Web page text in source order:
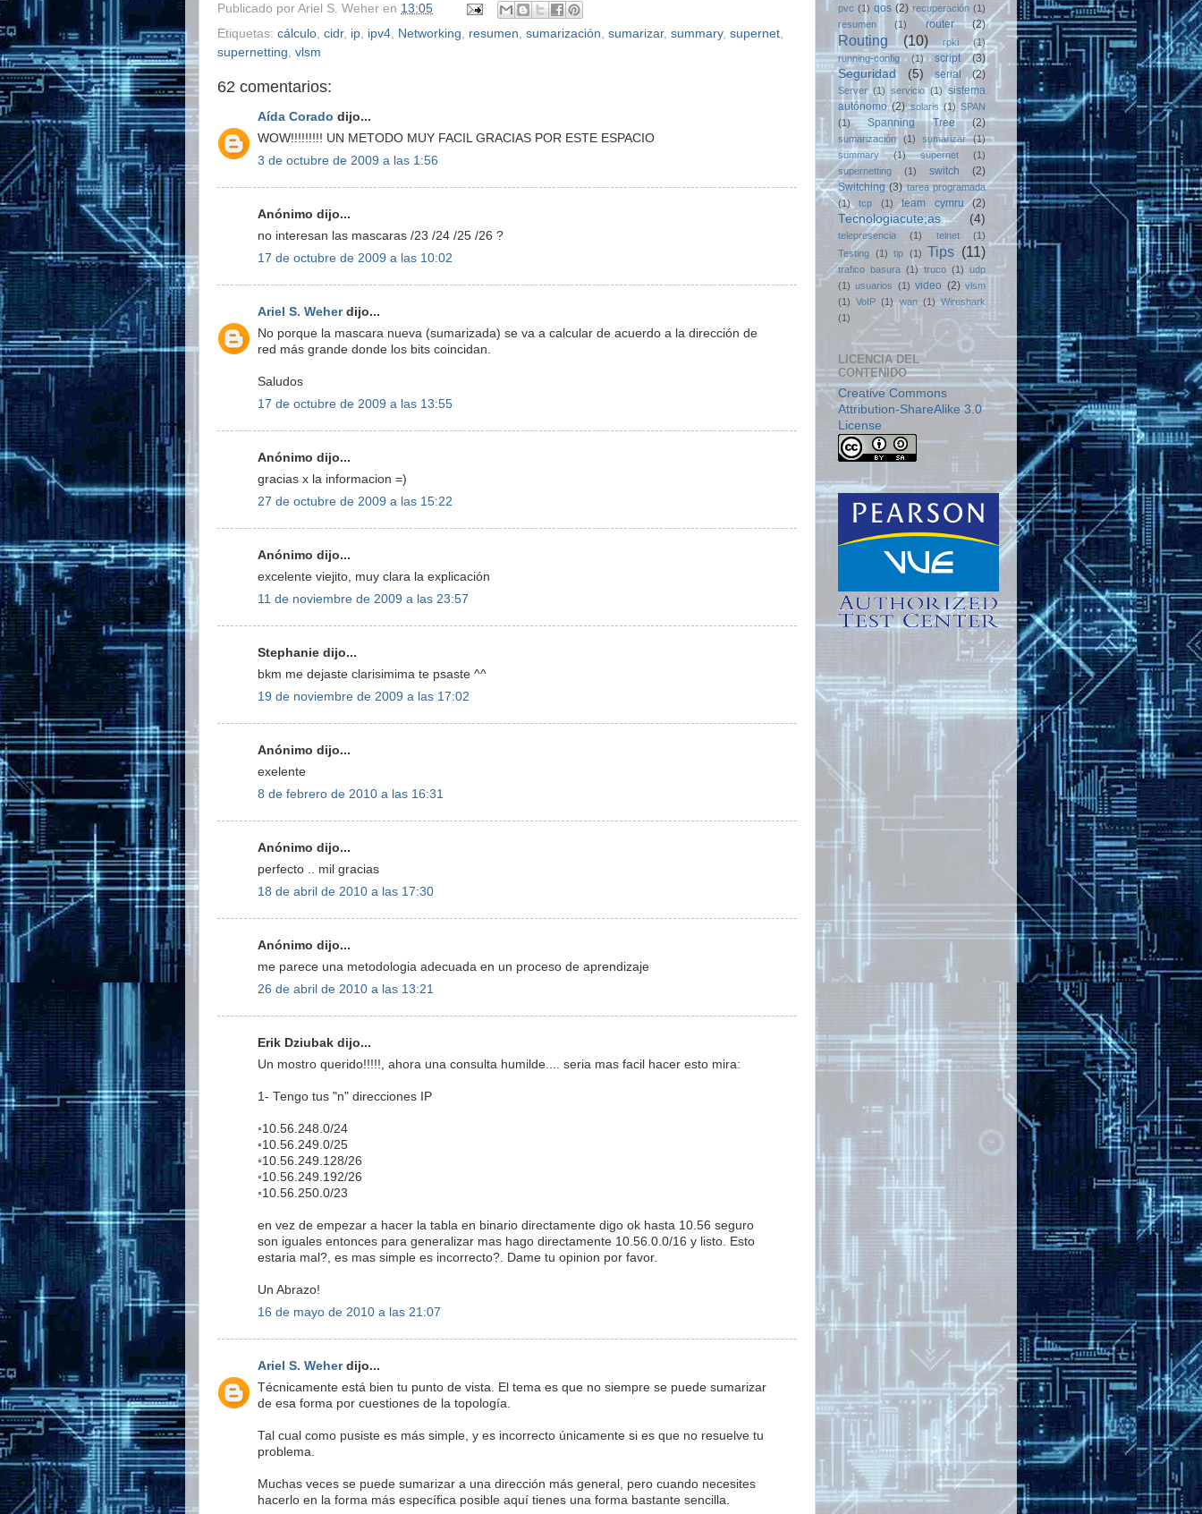
Publicado por Ariel S. Weher en 13:05
Etiquetas: cálculo, cidr, ip, ipv4, Networking, resumen, sumarización, sumarizar, summary, supernet,
supernetting, vlsm
62 comentarios:
Aída Corado dijo...
WOW!!!!!!!!! UN METODO MUY FACIL GRACIAS POR ESTE ESPACIO
3 de octubre de 2009 a las 1:56
Anónimo dijo...
no interesan las mascaras /23 /24 /25 /26 ?
17 de octubre de 2009 a las 10:02
Ariel S. Weherdijo...
No porque la mascara nueva (sumarizada) se va a calcular de acuerdo a la dirección de
red más grande donde los bits coincidan.
Saludos
17 de octubre de 2009 a las 13:55
Anónimo dijo...
gracias x la informacion =)
27 de octubre de 2009 a las 15:22
Anónimo dijo...
excelente viejito, muy clara la explicación
11 de noviembre de 2009 a las 23:57
Stephanie dijo...
bkm me dejaste clarisimima te psaste ^^
19 de noviembre de 2009 a las 17:02
Anónimo dijo...
exelente
8 de febrero de 2010 a las 16:31
Anónimo dijo...
perfecto .. mil gracias
18 de abril de 2010 a las 17:30
Anónimo dijo...
me parece una metodologia adecuada en un proceso de aprendizaje
26 de abril de 2010 a las 13:21
Erik Dziubak dijo...
Un mostro querido!!!!!, ahora una consulta humilde.... seria mas facil hacer esto mira:
1- Tengo tus "n" direcciones IP
◦10.56.248.0/24
◦10.56.249.0/25
◦10.56.249.128/26
◦10.56.249.192/26
◦10.56.250.0/23
en vez de empezar a hacer la tabla en binario directamente digo ok hasta 10.56 seguro
son iguales entonces para generalizar mas hago directamente 10.56.0.0/16 y listo. Esto
estaria mal?, es mas simple es incorrecto?. Dame tu opinion por favor.
Un Abrazo!
16 de mayo de 2010 a las 21:07
Ariel S. Weherdijo...
Técnicamente está bien tu punto de vista. El tema es que no siempre se puede sumarizar
de esa forma por cuestiones de la topología.
Tal cual como pusiste es más simple, y es incorrecto únicamente si es que no resuelve tu
problema.
Muchas veces se puede sumarizar a una dirección más general, pero cuando necesites
hacerlo en la forma más específica posible aquí tienes una forma bastante sencilla.
pvc (1) qos (2) recuperación (1)
resumen
(1) router (2)
Routing (10) rpki
(1)
running-config
(1) script (3)
Seguridad (5) serial (2)
Server (1) servicio (1) sistema
autónomo (2) solaris (1) SPAN
(1)
Spanning Tree (2)
sumarización (1) sumarizar
(1)
summary
(1) supernet
(1)
supernetting
(1) switch
(2)
Switching (3) tarea programada
(1)
tcp (1) team cymru (2)
Tecnologiacute;as (4)
telepresencia (1) telnet
(1)
Testing (1) tip (1) Tips (11)
trafico basura (1) truco (1) udp
(1) usuarios (1) video (2) vlsm
(1)
VoIP (1) wan (1) Wireshark
(1)
LICENCIA DEL
CONTENIDO
Creative Commons
Attribution-ShareAlike 3.0
License